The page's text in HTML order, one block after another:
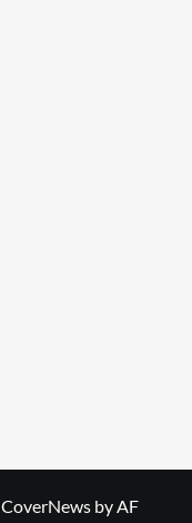
CoverNews by AF